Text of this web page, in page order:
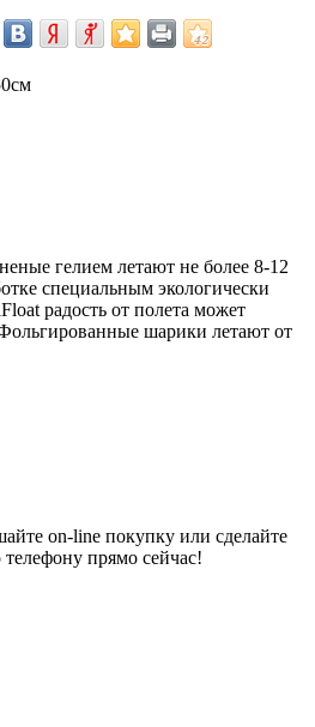
гелием летают не более 8-12
специальным экологически
радость от полета может
шарики летают от
on-line покупку или сделайте
прямо сейчас!